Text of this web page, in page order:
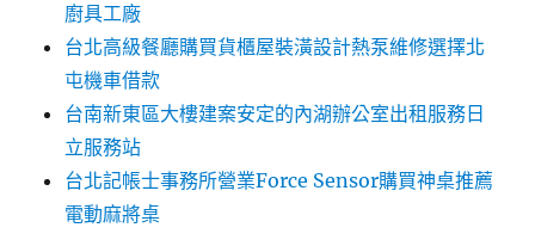
廚具工廠
台北高級餐廳購買貨櫃屋裝潢設計熱泵維修選擇北
屯機車借款
台南新東區大樓建案安定的內湖辦公室出租服務日
立服務站
台北記帳士事務所營業Force Sensor購買神桌推薦
電動麻將桌